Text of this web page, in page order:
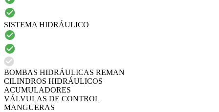
SISTEMA HIDRÁULICO
BOMBAS HIDRÁULICAS REMAN
CILINDROS HIDRÁULICOS
ACUMULADORES
VÁLVULAS DE CONTROL
MANGUERAS